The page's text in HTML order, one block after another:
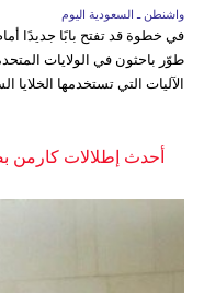
واشنطن ـ السعودية اليوم
في خطوة قد تفتح بابًا جديدًا
طوّر باحثون في الولايات
الآليات التي تستخدمها الخلايا
أحدث إطلالات كارمن